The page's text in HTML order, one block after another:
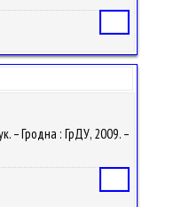
– Гродна : ГрДУ, 2009. –